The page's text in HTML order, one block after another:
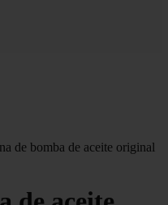
de bomba de aceite original